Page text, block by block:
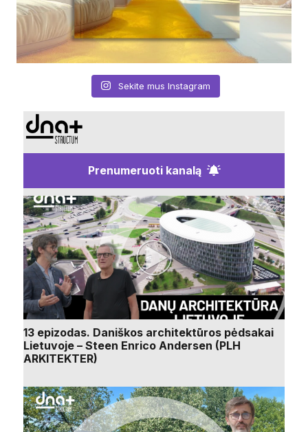
Sekite mus Instagram
Prenumeruoti kanalą
13 epizodas. Daniškos architektūros pėdsakai
Lietuvoje – Steen Enrico Andersen (PLH
ARKITEKTER)